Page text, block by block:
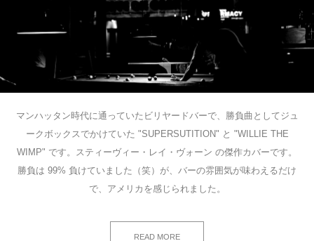
マンハッタン時代に通っていたビリヤードバーで、勝負曲としてジュ
ークボックスでかけていた "SUPERSUTITION" と "WILLIE THE
WIMP" です。スティーヴィー・レイ・ヴォーン の傑作カバーです。
勝負は 99% 負けていました（笑）が、バーの雰囲気が味わえるだけ
で、アメリカを感じられました。
READ MORE